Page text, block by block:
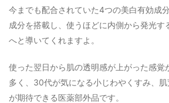
今までも配合されていた4つの美白有効成
成分を搭載し、使うほどに内側から発光す
へと導いてくれますよ。
使った翌日から肌の透明感が上がった感覚
多く、30代が気になる小じわやくすみ、
が期待できる医薬部外品です。